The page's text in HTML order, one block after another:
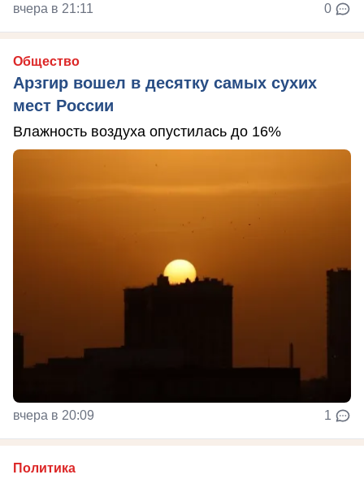
вчера в 21:11 0
Общество
Арзгир вошел в десятку самых сухих
мест России
Влажность воздуха опустилась до 16%
вчера в 20:09 1
Политика